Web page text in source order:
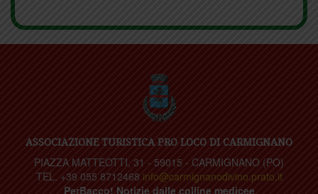
ASSOCIAZIONE TURISTICA PRO LOCO DI CARMIGNANO
PIAZZA MATTEOTTI, 31 - 59015 - CARMIGNANO (PO)
TEL. +39 055 8712468 info@carmignanodivino.prato.it
PerBacco! Notizie dalle colline medicee